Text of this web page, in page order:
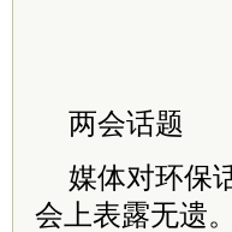
两会话题
媒体对环保
会上表露无遗